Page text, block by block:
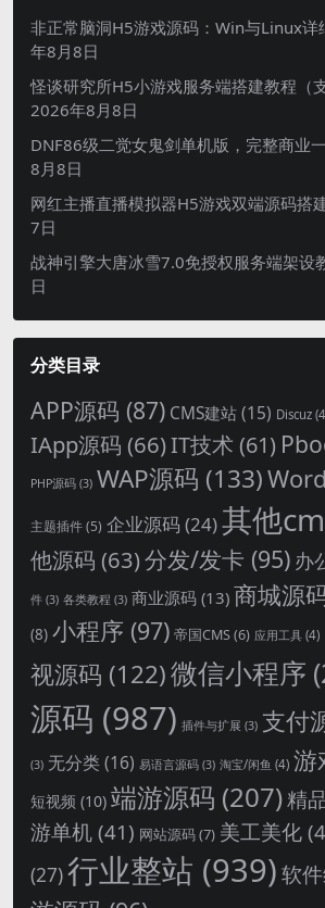
非正常脑洞H5游戏源码：Win与Linux详
年8月8日
怪谈研究所H5小游戏服务端搭建教程（
2026年8月8日
DNF86级二觉女鬼剑单机版，完整商业
8月8日
网红主播直播模拟器H5游戏双端源码搭
7日
战神引擎大唐冰雪7.0免授权服务端架设
日
分类目录
APP源码 (87) CMS建站 (15) Discuz
IApp源码 (66)IT技术 (61)
PHP源码 (3) WAP源码 (133)
主题插件(5) 企业源码 (24)其他
他源码 (63)分发/发卡 (95) 办
件 (3) 各类教程 (3) 商业源码 (13) 商城源
(8) 小程序 (97) 帝国CMS(6) 应用工具 (4)
视源码 (122)微信小程序
源码 (987) 插件与扩展 (3) 支付
(3) 无分类(16) 易语言源码 (3) 淘宝/闲鱼 (4) 游
短视频 (10) 端游源码 (207)精
游单机 (41) 网站源码(7) 美工美化
(27)行业整站 (939)软